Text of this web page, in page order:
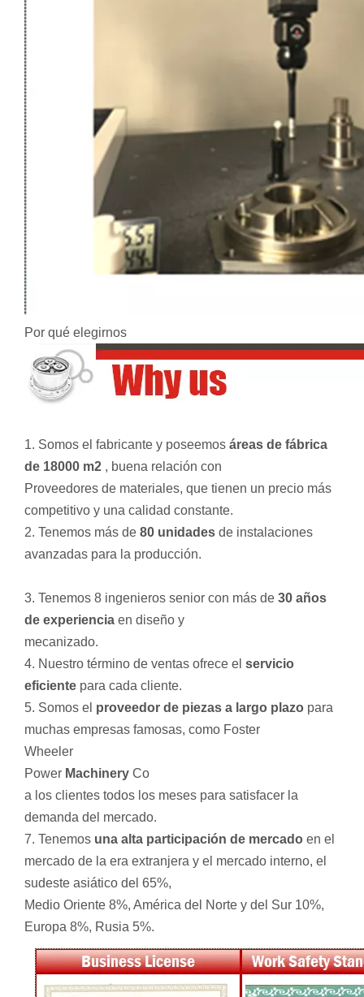
Por qué elegirnos
1. Somos el fabricante y poseemos áreas de fábrica
de 18000 m2 , buena relación con
Proveedores de materiales, que tienen un precio más
competitivo y una calidad constante.
2. Tenemos más de 80 unidades de instalaciones
avanzadas para la producción.
3. Tenemos 8 ingenieros senior con más de 30 años
de experiencia en diseño y
mecanizado.
4. Nuestro término de ventas ofrece el servicio
eficiente para cada cliente.
5. Somos el proveedor de piezas a largo plazo para
muchas empresas famosas, como Foster
Wheeler
Power Machinery Co
a los clientes todos los meses para satisfacer la
demanda del mercado.
7. Tenemos una alta participación de mercado en el
mercado de la era extranjera y el mercado interno, el
sudeste asiático del 65%,
Medio Oriente 8%, América del Norte y del Sur 10%,
Europa 8%, Rusia 5%.